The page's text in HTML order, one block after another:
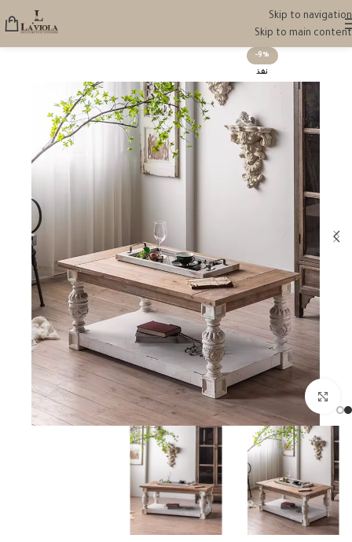
Skip to navigation
Skip to main content
-9%
نفذ
انقر للتكبير